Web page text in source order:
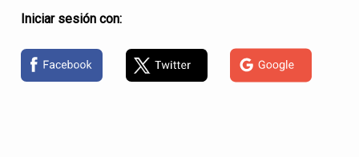
Iniciar sesión con: